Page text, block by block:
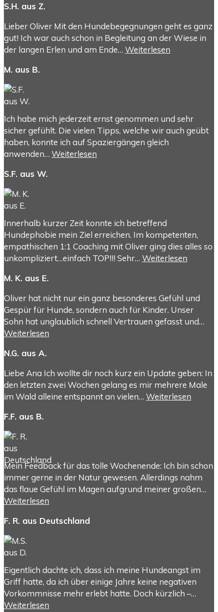
S.H. aus Z.
Lieber Oliver Mit den Hundebegegnungen geht es ganz
gut! Ich war auch schon in Begleitung an der Wiese in
der langen Erlen und am Ende… Weiterlesen
M. aus B.
Ich habe mich jederzeit ernst genommen und sehr
sicher gefühlt. Die vielen Tipps, welche wir auch geübt
haben, konnte ich auf Spaziergängen gleich
anwenden… Weiterlesen
S.F. aus W.
Innerhalb kurzer Zeit konnte ich betreffend
Hundephobie mein Ziel erreichen. Im kompetenten,
empathischen 1:1 Coaching mit Oliver ging dies alles so
unkompliziert…einfach TOP!!! Sehr… Weiterlesen
M. K. aus E.
Oliver hat nicht nur ein ganz besonderes Gefühl und
Gespür für Hunde, sondern auch für Kinder. Unser
Sohn hat unglaublich schnell Vertrauen gefasst und…
Weiterlesen
N.G. aus A.
Liebe Ana Ich wollte dir noch kurz ein Update geben: In
den letzten zwei Wochen gelang es mir mehrere Male
im Wald alleine entspannt an vielen… Weiterlesen
F.F. aus B.
Mein Feedback für das tolle Wochenende: Ich bin schon
immer gerne in der Natur gewesen. Allerdings nahm
das flaue Gefühl im Magen aufgrund meiner großen…
Weiterlesen
F. R. aus Deutschland
Eigentlich dachte ich, dass ich meine Hundeangst im
Griff hatte, da ich über einige Jahre keine negativen
Vorkommnisse mehr erlebt hatte. Doch kürzlich –…
Weiterlesen